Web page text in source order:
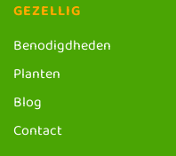
GEZELLIG
Benodigdheden
Planten
Blog
Contact